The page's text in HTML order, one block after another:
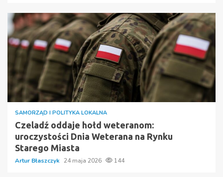
SAMORZĄD I POLITYKA LOKALNA
Czeladź oddaje hołd weteranom:
uroczystości Dnia Weterana na Rynku
Starego Miasta
Artur Błaszczyk 24 maja 2026 144